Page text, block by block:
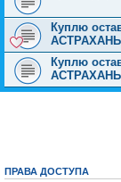
Куплю
Куплю
ПРАВА ДОСТУПА